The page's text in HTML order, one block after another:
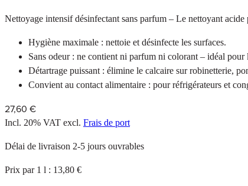
Nettoyage intensif désinfectant sans parfum – Le nettoyant
Hygiène maximale : nettoie et désinfecte les surfaces.
Sans odeur : ne contient ni parfum ni colorant – idéal pour
Détartrage puissant : élimine le calcaire sur robinetterie,
Convient au contact alimentaire : pour réfrigérateurs et
27,60 €
Incl. 20% VAT excl. Frais de port
Délai de livraison 2-5 jours ouvrables
Prix par 1 l : 13,80 €